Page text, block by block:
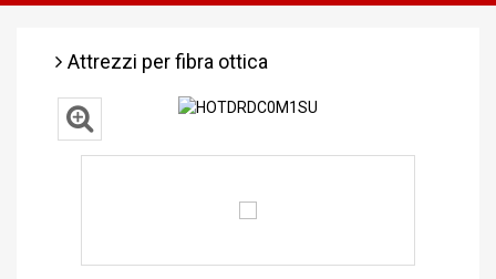
Attrezzi per fibra ottica